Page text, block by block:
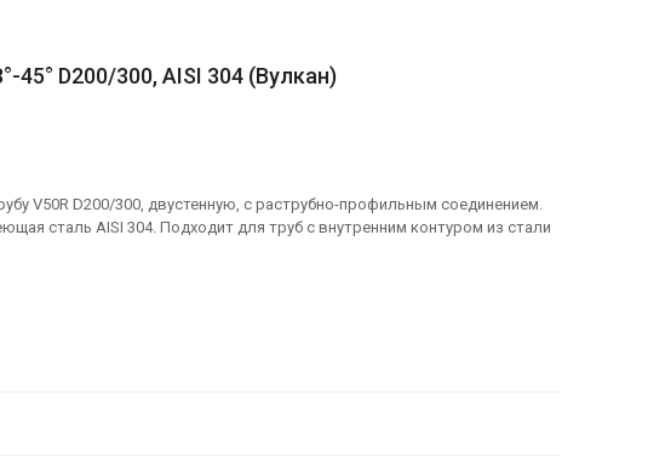
45° D200/300, AISI 304 (Вулкан)
V50R D200/300, двустенную, с раструбно-профильным соединением.
сталь AISI 304. Подходит для труб с внутренним контуром из стали